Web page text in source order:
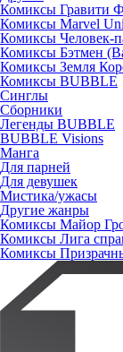
Комиксы Гравити
Комиксы Marvel
Комиксы Человек-
Комиксы Бэтмен
Комиксы Земля
Комиксы BUBBLE
Синглы
Сборники
Легенды BUBBLE
BUBBLE Visions
Манга
Для парней
Для девушек
Мистика/ужасы
Другие жанры
Комиксы Майор
Комиксы Лига
Комиксы